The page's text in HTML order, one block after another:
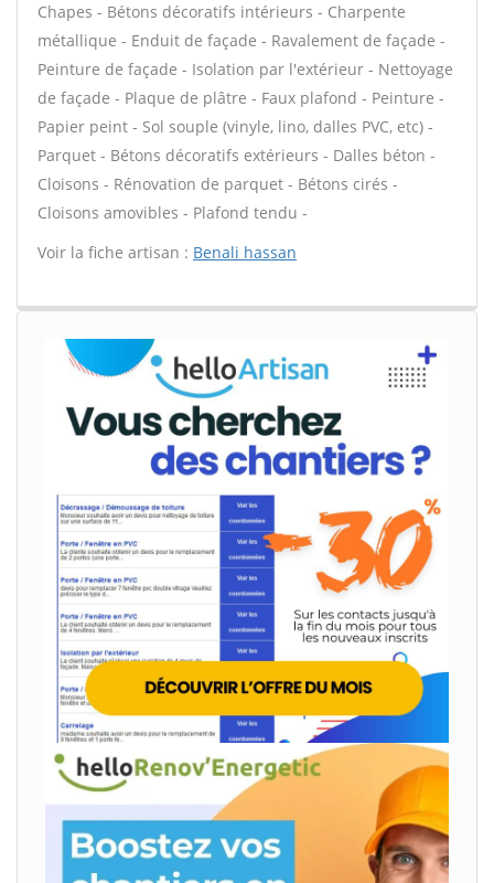
Chapes - Bétons décoratifs intérieurs - Charpente
métallique - Enduit de façade - Ravalement de façade -
Peinture de façade - Isolation par l'extérieur - Nettoyage
de façade - Plaque de plâtre - Faux plafond - Peinture -
Papier peint - Sol souple (vinyle, lino, dalles PVC, etc) -
Parquet - Bétons décoratifs extérieurs - Dalles béton -
Cloisons - Rénovation de parquet - Bétons cirés -
Cloisons amovibles - Plafond tendu -
Voir la fiche artisan : Benali hassan